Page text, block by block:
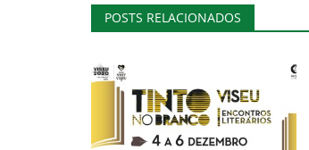
POSTS RELACIONADOS